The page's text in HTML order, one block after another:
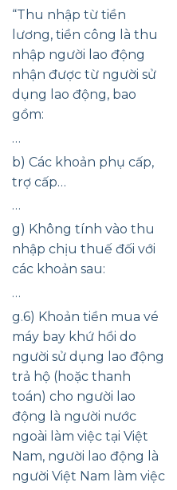
“Thu nhập từ tiền
lương, tiền công là thu
nhập người lao động
nhận được từ người sử
dụng lao động, bao
gồm:
…
b) Các khoản phụ cấp,
trợ cấp…
…
g) Không tính vào thu
nhập chịu thuế đối với
các khoản sau:
…
g.6) Khoản tiền mua vé
máy bay khứ hồi do
người sử dụng lao động
trả hộ (hoặc thanh
toán) cho người lao
động là người nước
ngoài làm việc tại Việt
Nam, người lao động là
người Việt Nam làm việc